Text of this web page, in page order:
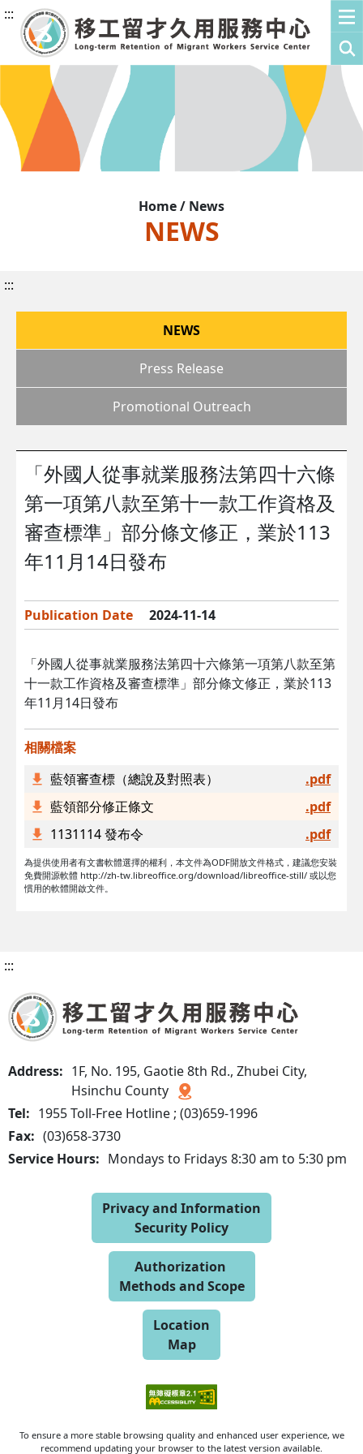
:::
Home / News
NEWS
:::
NEWS
Press Release
Promotional Outreach
「外國人從事就業服務法第四十六條
第一項第八款至第十一款工作資格及
審查標準」部分條文修正，業於113
年11月14日發布
Publication Date 2024-11-14
「外國人從事就業服務法第四十六條第一項第八款至第
十一款工作資格及審查標準」部分條文修正，業於113
年11月14日發布
相關檔案
藍領審查標（總說及對照表）
.pdf
藍領部分修正條文
.pdf
1131114 發布令
.pdf
為提供使用者有文書軟體選擇的權利，本文件為ODF開放文件格式，建議您安裝
免費開源軟體 http://zh-tw.libreoffice.org/download/libreoffice-still/ 或以您
慣用的軟體開啟文件。
:::
Address: 1F, No. 195, Gaotie 8th Rd., Zhubei City,
Hsinchu County
Tel: 1955 Toll-Free Hotline ; (03)659-1996
Fax: (03)658-3730
Service Hours: Mondays to Fridays 8:30 am to 5:30 pm
Privacy and Information
Security Policy
Authorization
Methods and Scope
Location
Map
To ensure a more stable browsing quality and enhanced user experience, we
recommend updating your browser to the latest version available.